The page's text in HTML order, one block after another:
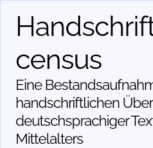
census
Eine
handschriftlichen
deutschsprachiger
Mittelalters